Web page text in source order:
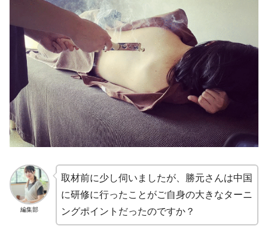
編集部
取材前に少し伺いましたが、勝元さんは中国
に研修に行ったことがご自身の大きなターニ
ングポイントだったのですか？